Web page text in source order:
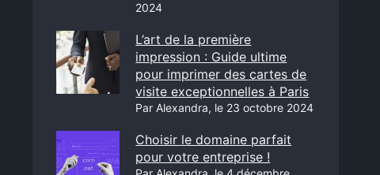
2024
L’art de la première
impression : Guide ultime
pour imprimer des cartes de
visite exceptionnelles à Paris
Par Alexandra, le 23 octobre 2024
Choisir le domaine parfait
pour votre entreprise !